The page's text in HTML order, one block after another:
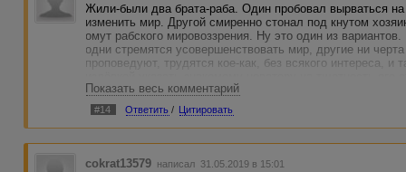
Жили-были два брата-раба. Один пробовал вырваться
изменить мир. Другой смиренно стонал под кнутом
омут рабского мировоззрения. Ну это один из
одни стремятся усовершенствовать мир, другие ни
проповедуют, трудятся кое-как, без всякого интереса,
Если сам ни на что не способен, то пусть и другие
Показать весь комментарий
#14 Ответить / Цитировать
cokrat13579 написал 31.05.2019 в 15:01